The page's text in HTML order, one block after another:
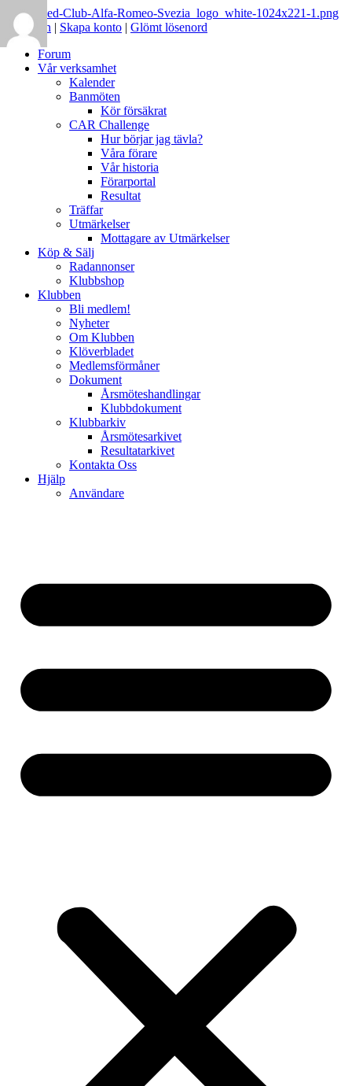
Logga in | Skapa konto | Glömt lösenord
Forum
Vår verksamhet
Kalender
Banmöten
Kör försäkrat
CAR Challenge
Hur börjar jag tävla?
Våra förare
Vår historia
Förarportal
Resultat
Träffar
Utmärkelser
Mottagare av Utmärkelser
Köp & Sälj
Radannonser
Klubbshop
Klubben
Bli medlem!
Nyheter
Om Klubben
Klöverbladet
Medlemsförmåner
Dokument
Årsmöteshandlingar
Klubbdokument
Klubbarkiv
Årsmötesarkivet
Resultatarkivet
Kontakta Oss
Hjälp
Användare